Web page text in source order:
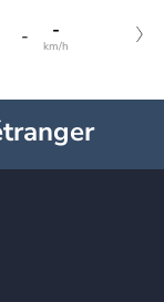
- -
km/h